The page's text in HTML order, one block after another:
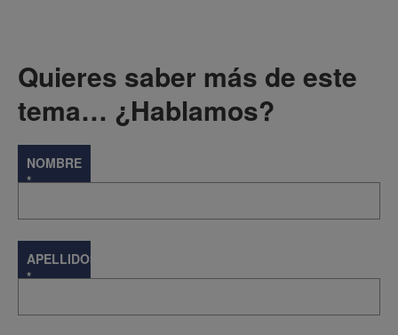
Quieres saber más de este
tema… ¿Hablamos?
NOMBRE
*
APELLIDOS
*